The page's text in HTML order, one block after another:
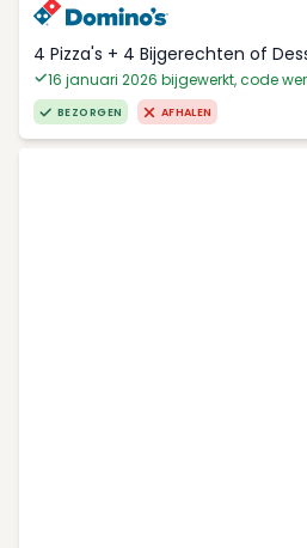
4 Pizza's + 4 Bijgerechten of
16 januari 2026 bijgewerkt, code
BEZORGEN AFHALEN